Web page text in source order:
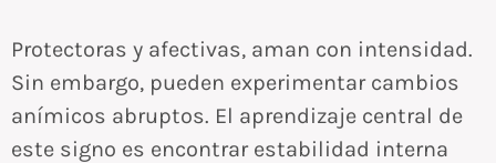
Protectoras y afectivas, aman con intensidad.
Sin embargo, pueden experimentar cambios
anímicos abruptos. El aprendizaje central de
este signo es encontrar estabilidad interna